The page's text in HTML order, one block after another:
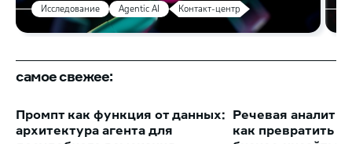
Исследование Agentic AI Контакт-центр
самое свежее:
Промпт как функция от данных:
архитектура агента для
Речевая
как превратить